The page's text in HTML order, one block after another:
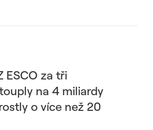
ESCO za tři
na 4 miliardy
o více než 20